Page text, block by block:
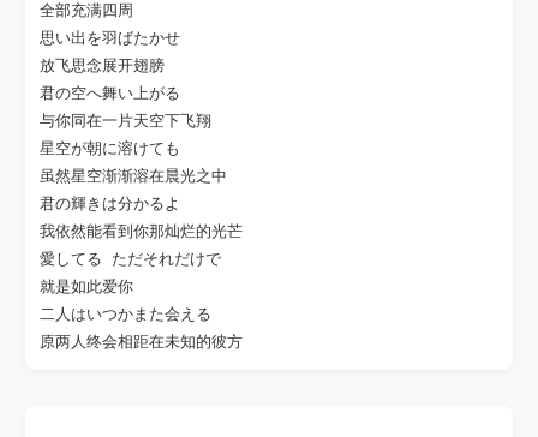
全部充满四周
思い出を羽ばたかせ
放飞思念展开翅膀
君の空へ舞い上がる
与你同在一片天空下飞翔
星空が朝に溶けても
虽然星空渐渐溶在晨光之中
君の輝きは分かるよ
我依然能看到你那灿烂的光芒
愛してる ただそれだけで
就是如此爱你
二人はいつかまた会える